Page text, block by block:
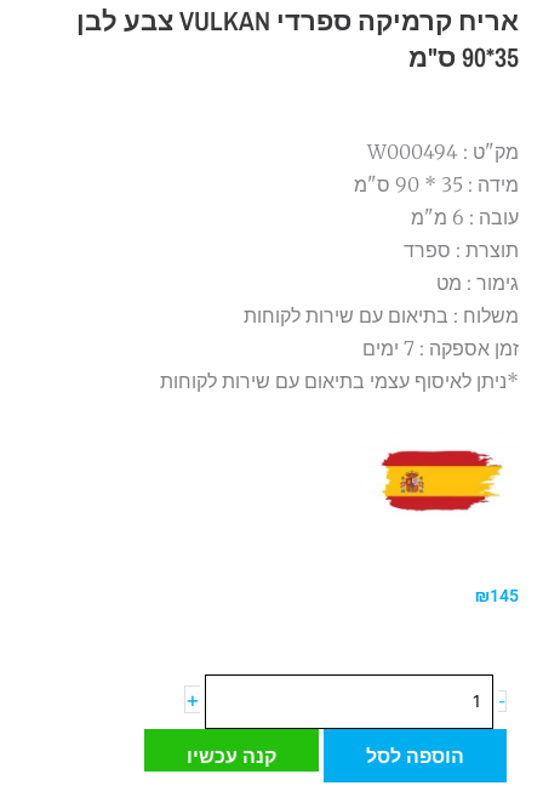
אריח קרמיקה ספרדי VULKAN צבע לבן
35*90 ס"מ
מק"ט : W000494
מידה : 35 * 90 ס"מ
עובה : 6 מ"מ
תוצרת : ספרד
גימור : מט
משלוח : בתיאום עם שירות לקוחות
זמן אספקה : 7 ימים
*ניתן לאיסוף עצמי בתיאום עם שירות לקוחות
₪145
-
של
קרמיקה
+
הוספה לסל קנה עכשיו